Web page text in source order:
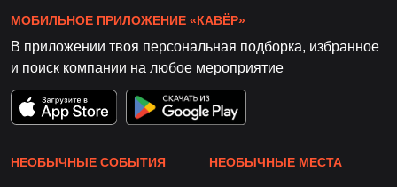
МОБИЛЬНОЕ ПРИЛОЖЕНИЕ «КАВЁР»
В приложении твоя персональная подборка, избранное
и поиск компании на любое мероприятие
НЕОБЫЧНЫЕ СОБЫТИЯ НЕОБЫЧНЫЕ МЕСТА